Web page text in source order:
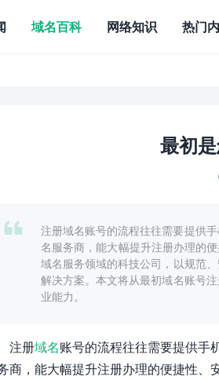
域名百科 网络知识 热门
最初

注册域名账号的流程往往需要提供
名服务商，能大幅提升注册办理的
域名服务领域的科技公司，以规范
解决方案。本文将从最初域名账号
业能力。
注册域名账号的流程往往需要提供手
商，能大幅提升注册办理的便捷性、